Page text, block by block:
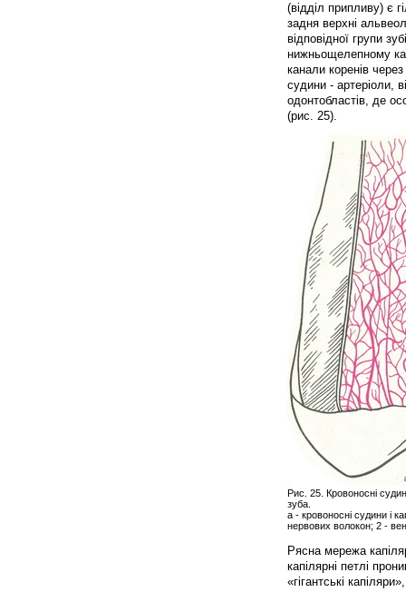
(відділ припливу) є
задня верхні
відповідної групи
нижньощелепному
канали коренів
судини - артеріоли,
одонтобластів, де
(рис. 25).
Рис. 25. Кровоносні
зуба.
а - кровоносні судини і
нервових волокон; 2 -
Рясна мережа
капілярні петлі
«гігантські